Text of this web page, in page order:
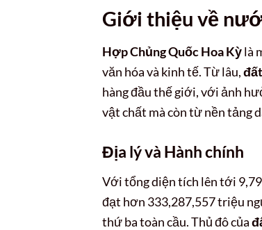
Giới thiệu về
Hợp Chủng Quốc Hoa Kỳlà
văn hóa và kinh tế. Từ lâu,
hàng đầu thế giới, với ảnh
vật chất mà còn từ nền tảng
Địa lý và Hành chính
Với tổng diện tích lên tới
đạt hơn 333,287,557 triệu
thứ ba toàn cầu. Thủ đô của